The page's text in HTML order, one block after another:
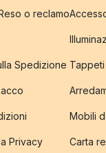
o reclamo
Spedizione
Privacy
Mobili
Carta